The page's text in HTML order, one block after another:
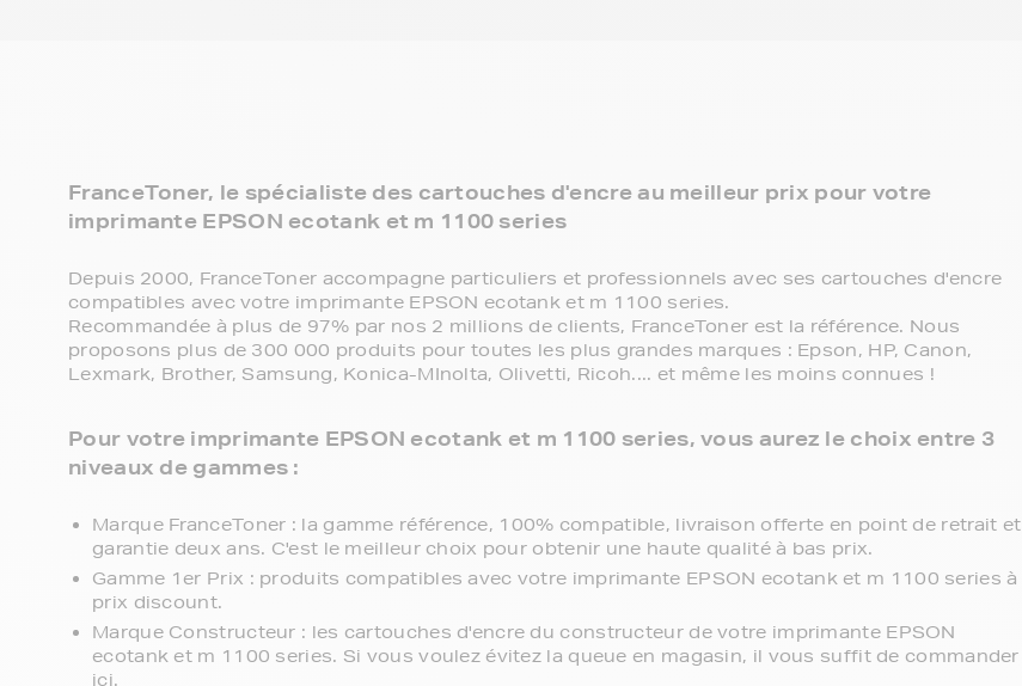
FranceToner, le spécialiste des cartouches d'encre au meilleur prix pour votre
imprimante EPSON ecotank et m 1100 series
Depuis 2000, FranceToner accompagne particuliers et professionnels avec ses cartouches d'encre
compatibles avec votre imprimante EPSON ecotank et m 1100 series.
Recommandée à plus de 97% par nos 2 millions de clients, FranceToner est la référence. Nous
proposons plus de 300 000 produits pour toutes les plus grandes marques : Epson, HP, Canon,
Lexmark, Brother, Samsung, Konica-MInolta, Olivetti, Ricoh.... et même les moins connues !
Pour votre imprimante EPSON ecotank et m 1100 series, vous aurez le choix entre 3
niveaux de gammes :
Marque FranceToner : la gamme référence, 100% compatible, livraison offerte en point de retrait et
garantie deux ans. C'est le meilleur choix pour obtenir une haute qualité à bas prix.
Gamme 1er Prix : produits compatibles avec votre imprimante EPSON ecotank et m 1100 series à
prix discount.
Marque Constructeur : les cartouches d'encre du constructeur de votre imprimante EPSON
ecotank et m 1100 series. Si vous voulez évitez la queue en magasin, il vous suffit de commander
ici.